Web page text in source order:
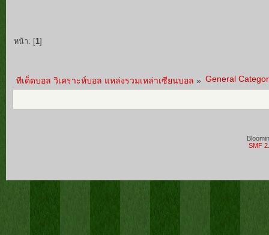
หน้า: [1]
ทีเด็ดบอล วิเคราะห์บอล แหล่งรวมเหล่าเซียนบอล » General
SMF